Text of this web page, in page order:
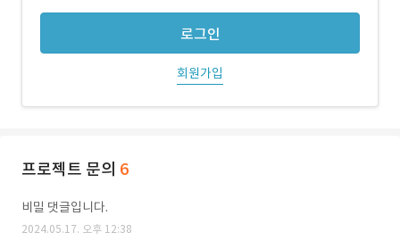
로그인
회원가입
프로젝트 문의 6
비밀 댓글입니다.
2024.05.17. 오후 12:38